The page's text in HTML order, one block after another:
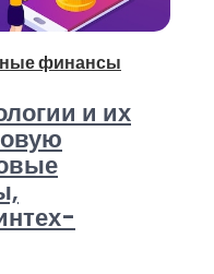
финансы
и их